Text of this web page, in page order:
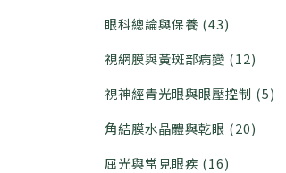
眼科總論與保養 (43)
視網膜與黃斑部病變 (12)
視神經青光眼與眼壓控制 (5)
角結膜水晶體與乾眼 (20)
屈光與常見眼疾 (16)